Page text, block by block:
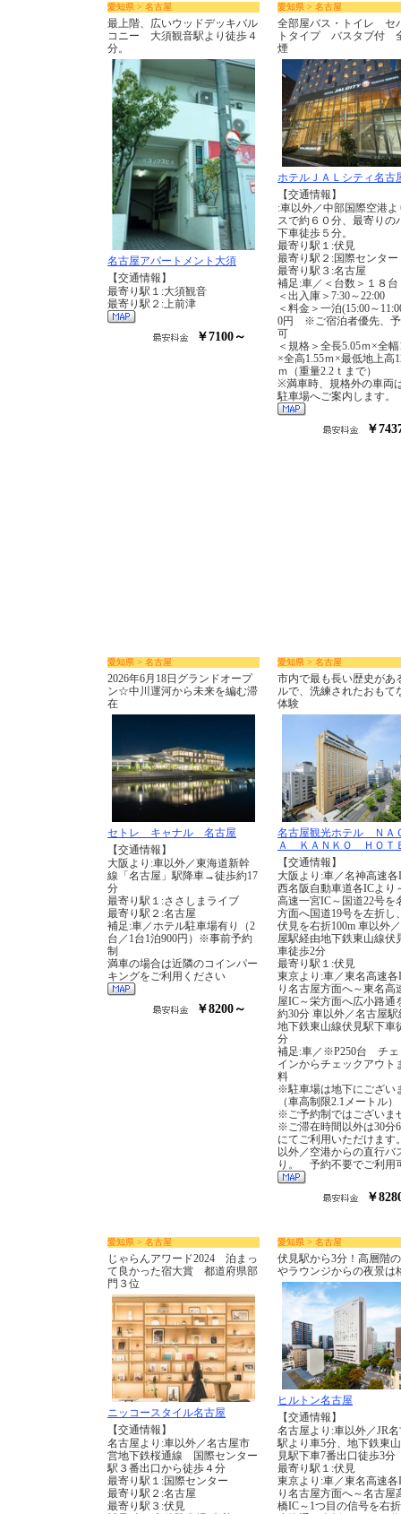
愛知県 > 名古屋
最上階、広いウッドデッキバル
コニー 大須観音駅より徒歩４
分。
名古屋アパートメント大須
【交通情報】
最寄り駅１:大須観音
最寄り駅２:上前津
￥7100～
愛知県 > 名古屋
全部屋バス・トイレ セ
トタイプ バスタブ付
煙
ホテルＪＡＬシティ名
【交通情報】
:車以外／中部国際空港よ
スで約６０分、最寄りの
下車徒歩５分。
最寄り駅１:伏見
最寄り駅２:国際センター
最寄り駅３:名古屋
補足:車／＜台数＞１８台
＜出入庫＞7:30～22:00
＜料金＞一泊(15:00～
0円 ※ご宿泊者優先、
可
＜規格＞全長5.05ｍ×全幅
×全高1.55ｍ×最低地上高
ｍ（重量2.2ｔまで）
※満車時、規格外の車両
駐車場へご案内します。
￥
愛知県 > 名古屋
2026年6月18日グランドオープ
ン☆中川運河から未来を編む滞
在
セトレ キャナル 名古屋
【交通情報】
大阪より:車以外／東海道新幹
線「名古屋」駅降車→徒歩約17
分
最寄り駅１:ささしまライブ
最寄り駅２:名古屋
補足:車／ホテル駐車場有り（2
台／1台1泊900円）※事前予約
制
満車の場合は近隣のコインパー
キングをご利用ください
￥8200～
愛知県 > 名古屋
市内で最も長い歴史があ
ルで、洗練されたおもて
体験
名古屋観光ホテル ＮＡ
Ａ ＫＡＮＫＯ ＨＯＴ
【交通情報】
大阪より:車／名神高速各
西名阪自動車道各ICより
高速一宮IC～国道22号を
方面へ国道19号を左折し
伏見を右折100m 車以外
屋駅経由地下鉄東山線伏
車徒歩2分
最寄り駅１:伏見
東京より:車／東名高速各
り名古屋方面へ～東名高
屋IC～栄方面へ広小路通
約30分 車以外／名古屋駅
地下鉄東山線伏見駅下車
分
補足:車／※P250台 チェ
インからチェックアウト
料
※駐車場は地下にござい
（車高制限2.1メートル）
※ご予約制ではございま
※ご滞在時間以外は30分
にてご利用いただけます
以外／空港からの直行バ
り。 予約不要でご利用
￥
愛知県 > 名古屋
じゃらんアワード2024 泊まっ
て良かった宿大賞 都道府県部
門３位
ニッコースタイル名古屋
【交通情報】
名古屋より:車以外／名古屋市
営地下鉄桜通線 国際センター
駅３番出口から徒歩４分
最寄り駅１:国際センター
最寄り駅２:名古屋
最寄り駅３:伏見
愛知県 > 名古屋
伏見駅から3分！高層階
やラウンジからの夜景は
ヒルトン名古屋
【交通情報】
名古屋より:車以外／JR
駅より車5分、地下鉄東
見駅下車7番出口徒歩3分
最寄り駅１:伏見
東京より:車／東名高速各
り名古屋方面へ～名古屋
橋IC～1つ目の信号を右